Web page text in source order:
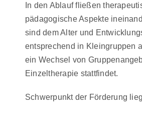
In den Ablauf fließen
pädagogische Aspekte
sind dem Alter und
entsprechend in Kleingruppen
ein Wechsel von
Einzeltherapie stattfindet.
Schwerpunkt der Förderung